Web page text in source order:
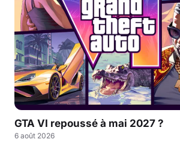
GTA VI repoussé à mai 2027 ?
6 août 2026